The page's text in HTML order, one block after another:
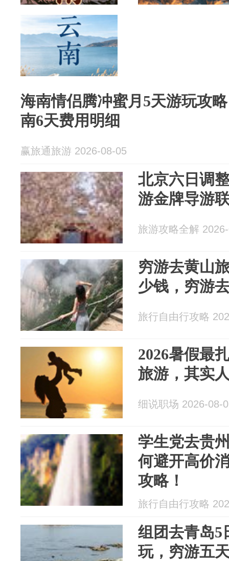
海南情侣腾冲蜜月5天游玩攻
南6天费用明细
赢旅通旅游 2026-08-05
北京六日调
游金牌导游
旅游攻略全解
穷游去黄山
少钱，穷游
旅行自由行攻略
2026暑假最
旅游，其实
细说职场 2026-08-
学生党去贵
何避开高价
攻略！
旅行自由行攻略
组团去青岛5
玩，穷游五